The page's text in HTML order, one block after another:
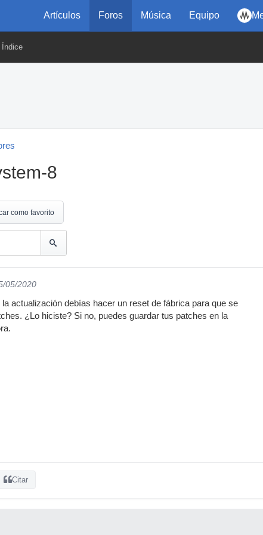
Artículos Foros Música Equipo
Índice
8
como favorito
05/2020
actualización debías hacer un reset de fábrica para que se
¿Lo hiciste? Si no, puedes guardar tus patches en la
Citar